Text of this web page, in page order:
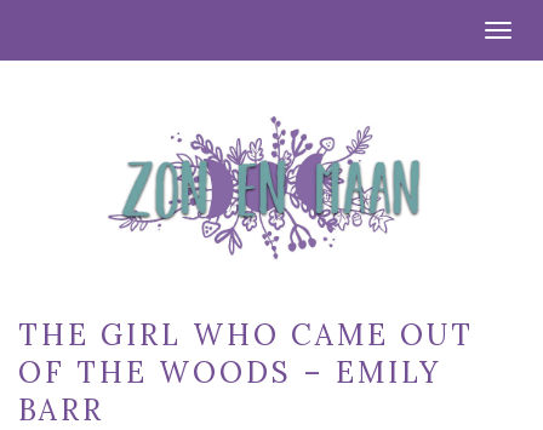
THE GIRL WHO CAME OUT
OF THE WOODS – EMILY
BARR